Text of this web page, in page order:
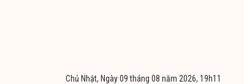
Chủ Nhật, Ngày 09 tháng 08 năm 2026, 19h11